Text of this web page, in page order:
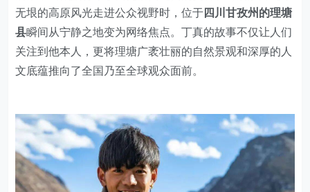
无垠的高原风光走进公众视野时，位于四川甘孜州的理塘
县瞬间从宁静之地变为网络焦点。丁真的故事不仅让人们
关注到他本人，更将理塘广袤壮丽的自然景观和深厚的人
文底蕴推向了全国乃至全球观众面前。